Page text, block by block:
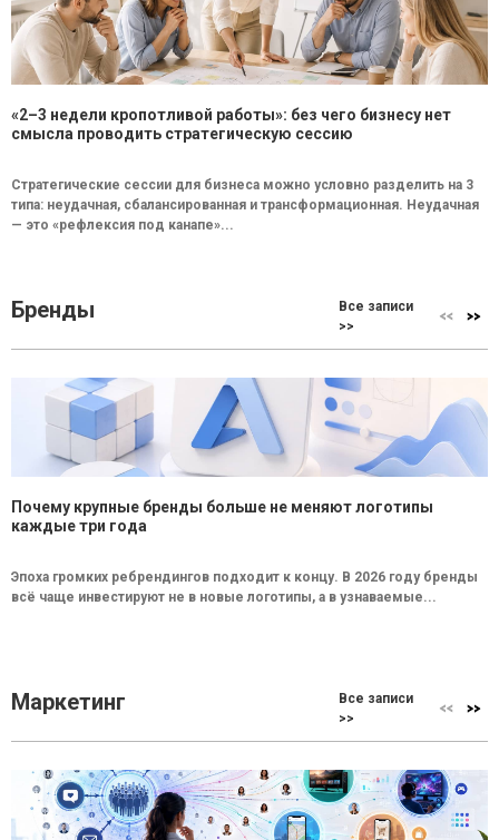
«2–3 недели кропотливой работы»: без чего бизнесу нет
смысла проводить стратегическую сессию
Стратегические сессии для бизнеса можно условно разделить на 3
типа: неудачная, сбалансированная и трансформационная. Неудачная
— это «рефлексия под канапе»...
Бренды
Все записи
>>
Почему крупные бренды больше не меняют логотипы
каждые три года
Эпоха громких ребрендингов подходит к концу. В 2026 году бренды
всё чаще инвестируют не в новые логотипы, а в узнаваемые...
Маркетинг
Все записи
>>